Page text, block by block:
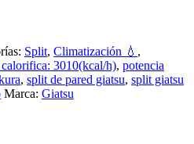
Split, Climatización 💧 ,
3010(kcal/h), potencia
, split de pared giatsu, split giatsu
Marca: Giatsu